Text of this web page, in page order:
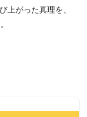
上がった真理を、